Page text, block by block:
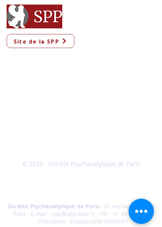
Site de la SPP
© 2025 - Société Psychanalytique de Paris
Société Psychanalytique de Paris- 21 rue Daviel 75013
Paris - E-mail : spp@spp.asso.fr- Tél. : 01 43 29 66 70
- Présidente : Emmanuelle CHERVET